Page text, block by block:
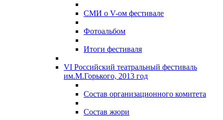
СМИ о V-ом фестивале
Фотоальбом
Итоги фестиваля
VI Российский театральный фестиваль
им.М.Горького, 2013 год
Состав организационного комитета
Состав жюри